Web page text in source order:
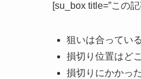
[su_box title=”この
狙いは合ってい
損切り位置はど
損切りにかかっ